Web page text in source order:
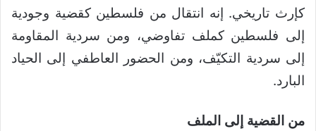
كإرث تاريخي. إنه انتقال من فلسطين كقضية وجودية
إلى فلسطين كملف تفاوضي، ومن سردية المقاومة
إلى سردية التكيّف، ومن الحضور العاطفي إلى الحياد
البارد.
من القضية إلى الملف